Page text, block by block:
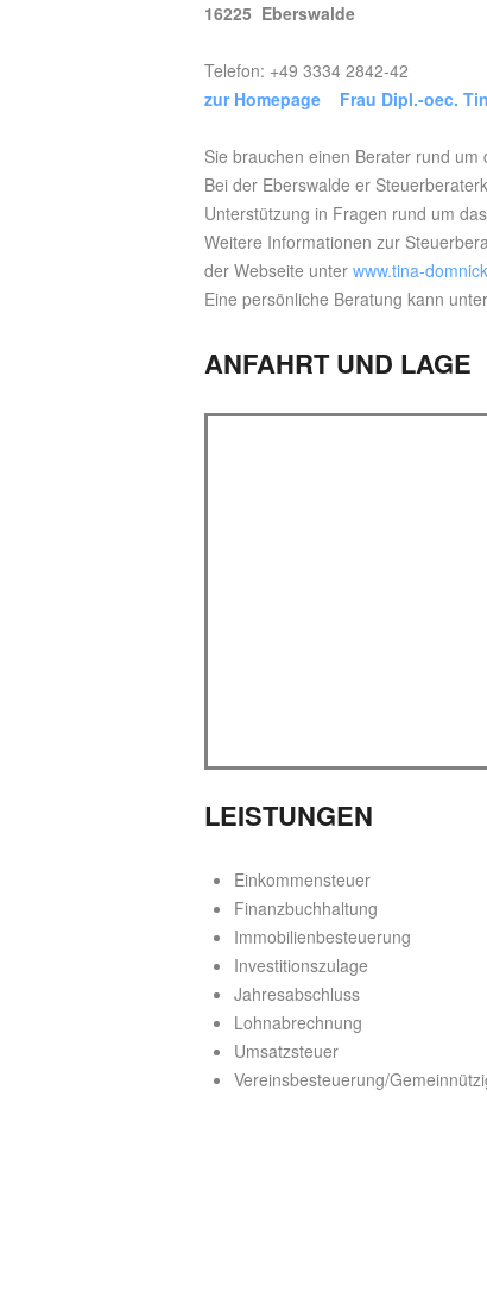
16225 Eberswalde
Telefon: +49 3334 2842-42
zur Homepage Frau Dipl.-oec.
Sie brauchen einen Berater rund
Bei der Eberswalde er
Unterstützung in Fragen rund um
Weitere Informationen zur
der Webseite unter www.tina-
Eine persönliche Beratung kann
ANFAHRT UND LAGE
LEISTUNGEN
Einkommensteuer
Finanzbuchhaltung
Immobilienbesteuerung
Investitionszulage
Jahresabschluss
Lohnabrechnung
Umsatzsteuer
Vereinsbesteuerung/